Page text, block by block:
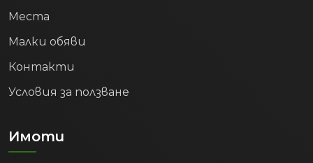
Места
Малки обяви
Контакти
Условия за ползване
Имоти